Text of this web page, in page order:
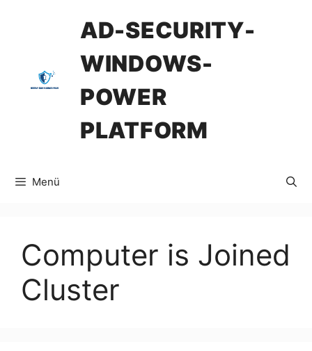
AD-SECURITY-
WINDOWS-
POWER
PLATFORM
Menü
Computer is Joined
Cluster